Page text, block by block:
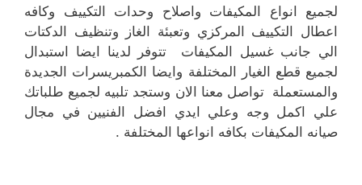
لجميع انواع المكيفات واصلاح وحدات التكييف وكافه
اعطال التكييف المركزي وتعبئة الغاز وتنظيف الدكتات
الي جانب غسيل المكيفات تتوفر لدينا ايضا استبدال
لجميع قطع الغيار المختلفة وايضا الكمبريسرات الجديدة
والمستعملة تواصل معنا الان وستجد تلبيه لجميع طلباتك
علي اكمل وجه وعلي ايدي افضل الفنيين في مجال
صيانه المكيفات بكافه انواعها المختلفة .